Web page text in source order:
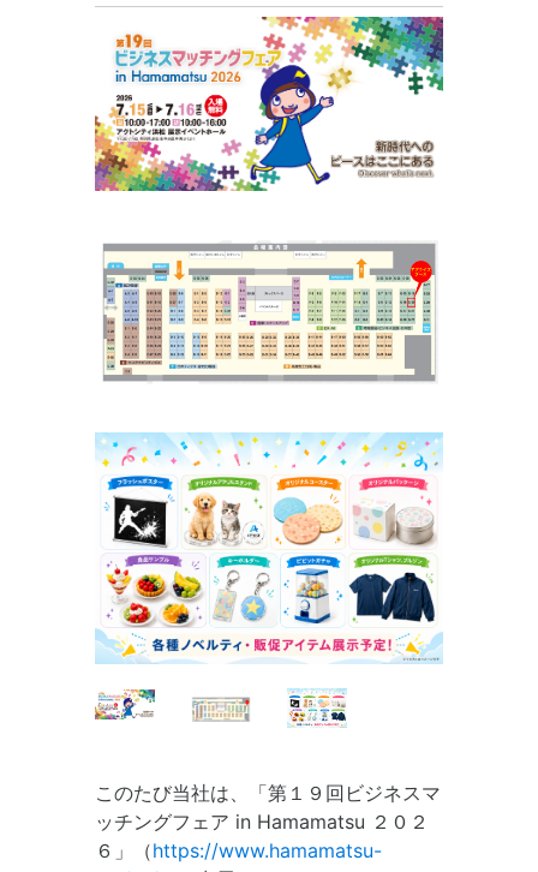
このたび当社は、「第１９回ビジネスマ
ッチングフェア in Hamamatsu ２０２
６」（https://www.hamamatsu-